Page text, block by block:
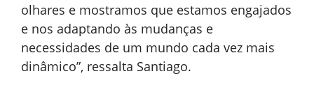
olhares e mostramos que estamos engajados
e nos adaptando às mudanças e
necessidades de um mundo cada vez mais
dinâmico”, ressalta Santiago.